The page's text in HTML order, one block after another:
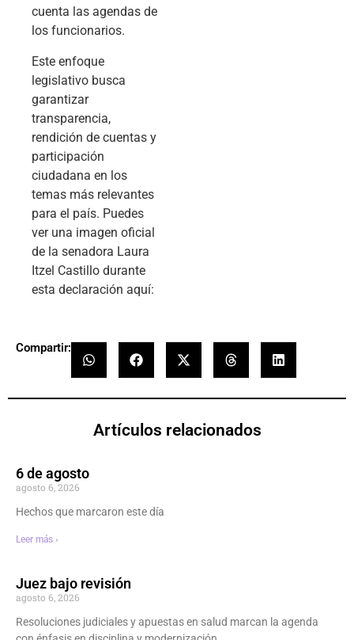
cuenta las agendas de
los funcionarios.
Este enfoque
legislativo busca
garantizar
transparencia,
rendición de cuentas y
participación
ciudadana en los
temas más relevantes
para el país. Puedes
ver una imagen oficial
de la senadora Laura
Itzel Castillo durante
esta declaración aquí:
Compartir:
Artículos relacionados
6 de agosto
agosto 6, 2026
Hechos que marcaron este día
Leer más ›
Juez bajo revisión
agosto 6, 2026
Resoluciones judiciales y apuestas en salud marcan la agenda